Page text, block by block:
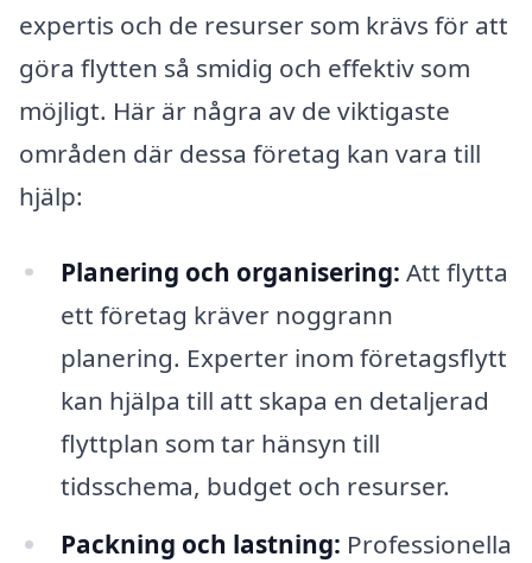
expertis och de resurser som krävs för att
göra flytten så smidig och effektiv som
möjligt. Här är några av de viktigaste
områden där dessa företag kan vara till
hjälp:
Planering och organisering: Att flytta
ett företag kräver noggrann
planering. Experter inom företagsflytt
kan hjälpa till att skapa en detaljerad
flyttplan som tar hänsyn till
tidsschema, budget och resurser.
Packning och lastning: Professionella